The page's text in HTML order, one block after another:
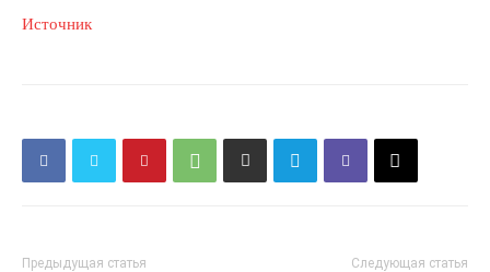
Источник
Предыдущая статья Следующая статья